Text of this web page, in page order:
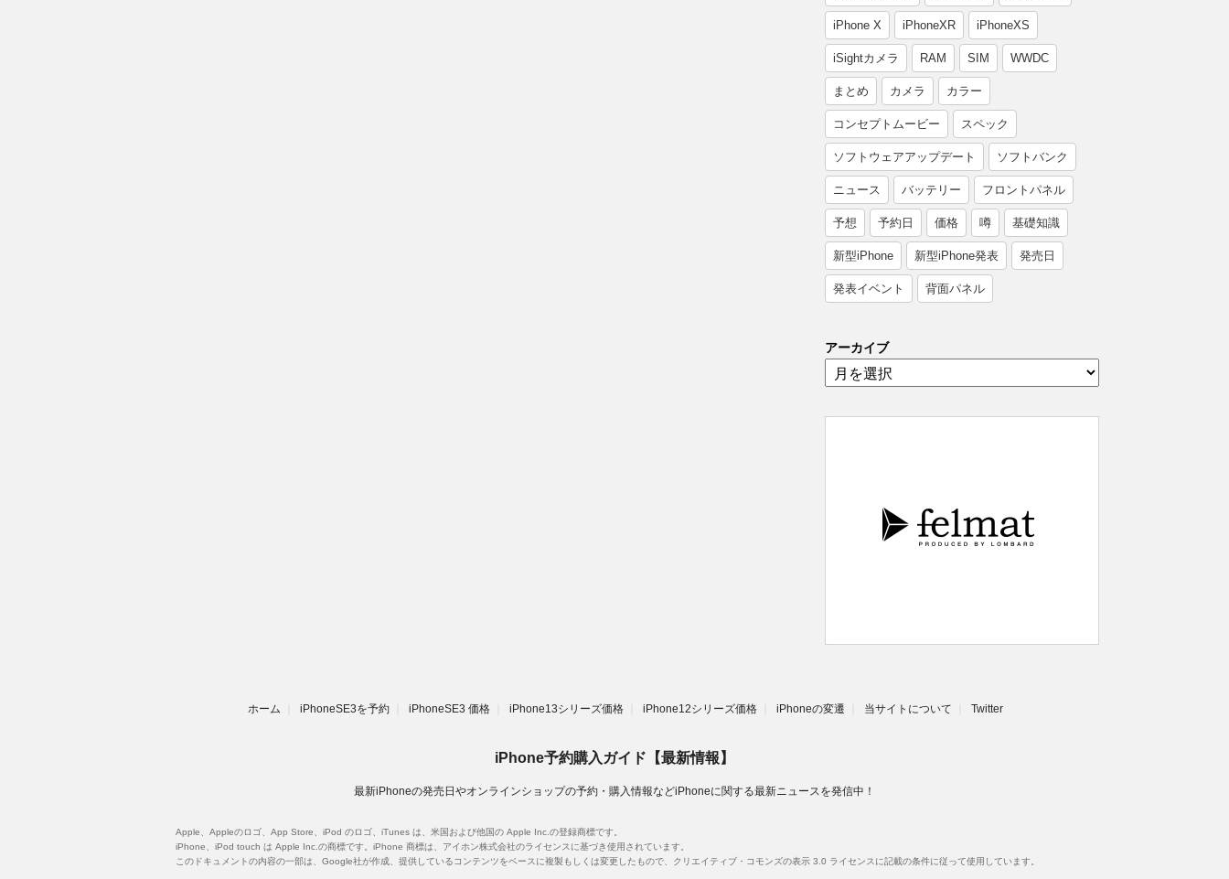
iPhone X iPhoneXR iPhoneXS
iSightカメラ RAM SIM WWDC
まとめ カメラ カラー
コンセプトムービー スペック
ソフトウェアアップデート ソフトバンク
ニュース バッテリー フロントパネル
予想 予約日 価格 噂 基礎知識
新型iPhone 新型iPhone発表 発売日
発表イベント 背面パネル
アーカイブ
ホーム iPhoneSE3を予約 iPhoneSE3 価格 iPhone13シリーズ価格 iPhone12シリーズ価格 iPhoneの変遷 当サイトについて Twitter
iPhone予約購入ガイド【最新情報】
最新iPhoneの発売日やオンラインショップの予約・購入情報などiPhoneに関する最新ニュースを発信中！
Apple、Appleのロゴ、App Store、iPod のロゴ、iTunes は、米国および他国の Apple Inc.の登録商標です。
iPhone、iPod touch は Apple Inc.の商標です。iPhone 商標は、アイホン株式会社のライセンスに基づき使用されています。
このドキュメントの内容の一部は、Google社が作成、提供しているコンテンツをベースに複製もしくは変更したもので、クリエイティブ・コモンズの表示 3.0 ライセンスに記載の条件に従って使用しています。